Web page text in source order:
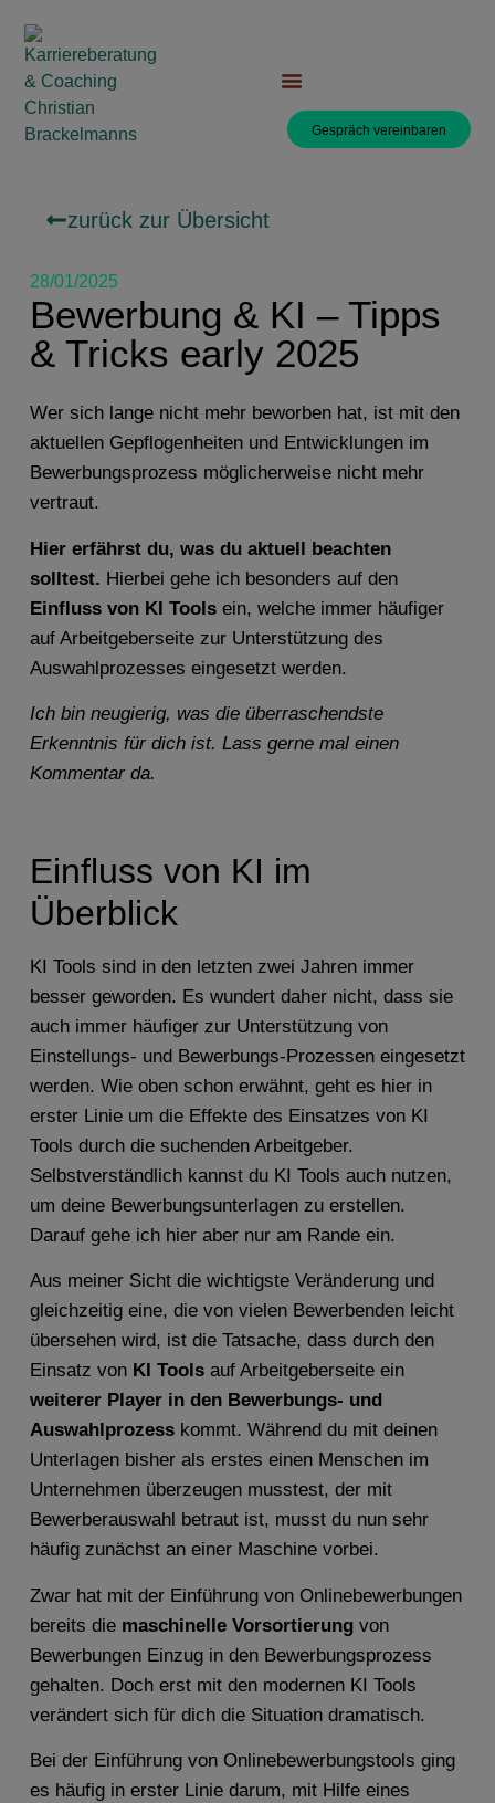
Gespräch vereinbaren
zurück zur Übersicht
28/01/2025
Bewerbung & KI – Tipps
& Tricks early 2025
Wer sich lange nicht mehr beworben hat, ist mit den
aktuellen Gepflogenheiten und Entwicklungen im
Bewerbungsprozess möglicherweise nicht mehr
vertraut.
Hier erfährst du, was du aktuell beachten
solltest. Hierbei gehe ich besonders auf den
Einfluss von KI Toolsein, welche immer häufiger
auf Arbeitgeberseite zur Unterstützung des
Auswahlprozesses eingesetzt werden.
Ich bin neugierig, was die überraschendste
Erkenntnis für dich ist. Lass gerne mal einen
Kommentar da.
Einfluss von KI im
Überblick
KI Tools sind in den letzten zwei Jahren immer
besser geworden. Es wundert daher nicht, dass sie
auch immer häufiger zur Unterstützung von
Einstellungs- und Bewerbungs-Prozessen eingesetzt
werden. Wie oben schon erwähnt, geht es hier in
erster Linie um die Effekte des Einsatzes von KI
Tools durch die suchenden Arbeitgeber.
Selbstverständlich kannst du KI Tools auch nutzen,
um deine Bewerbungsunterlagen zu erstellen.
Darauf gehe ich hier aber nur am Rande ein.
Aus meiner Sicht die wichtigste Veränderung und
gleichzeitig eine, die von vielen Bewerbenden leicht
übersehen wird, ist die Tatsache, dass durch den
Einsatz von KI Toolsauf Arbeitgeberseite ein
weiterer Player in den Bewerbungs- und
Auswahlprozesskommt. Während du mit deinen
Unterlagen bisher als erstes einen Menschen im
Unternehmen überzeugen musstest, der mit
Bewerberauswahl betraut ist, musst du nun sehr
häufig zunächst an einer Maschine vorbei.
Zwar hat mit der Einführung von Onlinebewerbungen
bereits die maschinelle Vorsortierungvon
Bewerbungen Einzug in den Bewerbungsprozess
gehalten. Doch erst mit den modernen KI Tools
verändert sich für dich die Situation dramatisch.
Bei der Einführung von Onlinebewerbungstools ging
es häufig in erster Linie darum, mit Hilfe eines